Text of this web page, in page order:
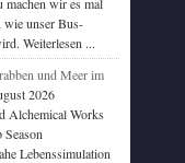
wie unser Bus-
Weiterlesen ...
und Meer im
2026
Alchemical Works
Lebenssimulation